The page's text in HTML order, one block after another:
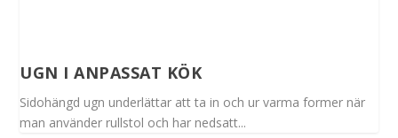
UGN I ANPASSAT KÖK
Sidohängd ugn underlättar att ta in och ur varma former när
man använder rullstol och har nedsatt...